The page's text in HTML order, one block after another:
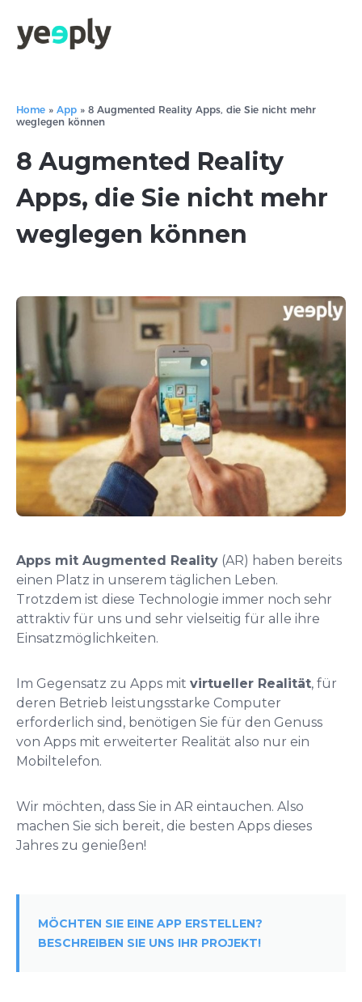
Home » App » 8 Augmented Reality Apps, die Sie nicht mehr
weglegen können
8 Augmented Reality
Apps, die Sie nicht mehr
weglegen können
Apps mit Augmented Reality (AR) haben bereits
einen Platz in unserem täglichen Leben.
Trotzdem ist diese Technologie immer noch sehr
attraktiv für uns und sehr vielseitig für alle ihre
Einsatzmöglichkeiten.
Im Gegensatz zu Apps mit virtueller Realität, für
deren Betrieb leistungsstarke Computer
erforderlich sind, benötigen Sie für den Genuss
von Apps mit erweiterter Realität also nur ein
Mobiltelefon.
Wir möchten, dass Sie in AR eintauchen. Also
machen Sie sich bereit, die besten Apps dieses
Jahres zu genießen!
MÖCHTEN SIE EINE APP ERSTELLEN?
BESCHREIBEN SIE UNS IHR PROJEKT!